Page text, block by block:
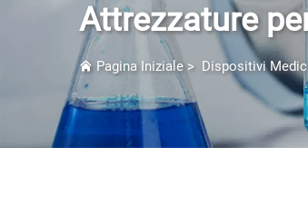
Attrezzature
Pagina Iniziale> Dispositivi